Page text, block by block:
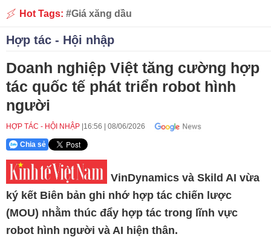
Hot Tags: Giá xăng dầu
Hợp tác - Hội nhập
Doanh nghiệp Việt tăng cường hợp
tác quốc tế phát triển robot hình
người
HỢP TÁC - HỘI NHẬP 16:56 08/06/2026
Chia sẻ
VinDynamics và Skild AI vừa
ký kết Biên bản ghi nhớ hợp tác chiến lược
(MOU) nhằm thúc đẩy hợp tác trong lĩnh vực
robot hình người và AI hiện thân.